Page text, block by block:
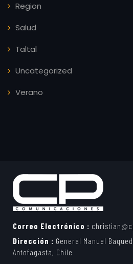
Region
Salud
Taltal
Uncategorized
Verano
Correo Electrónico :
Dirección : General Manuel
Antofagasta, Chile